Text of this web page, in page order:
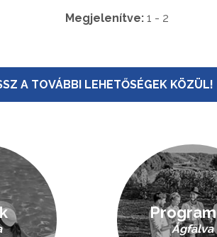
Megjelenítve: 1 - 2
A TOVÁBBI LEHETŐSÉGEK KÖZÜL!
Ágfalva